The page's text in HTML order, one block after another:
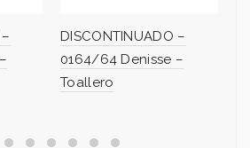
DISCONTINUADO –
0164/64 Denisse –
Toallero